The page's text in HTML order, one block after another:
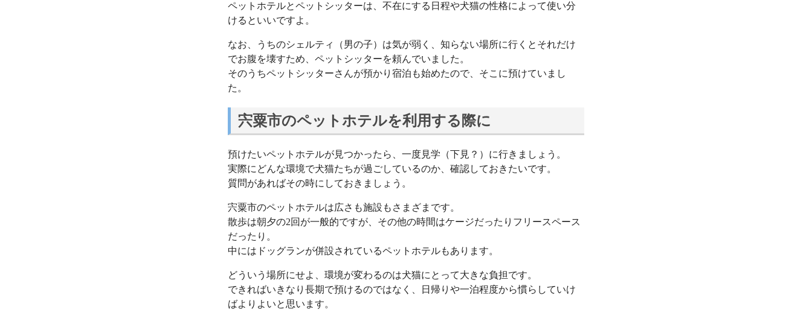
ペットホテルとペットシッターは、不在にする日程や犬猫の性格によって使い分
けるといいですよ。
なお、うちのシェルティ（男の子）は気が弱く、知らない場所に行くとそれだけ
でお腹を壊すため、ペットシッターを頼んでいました。
そのうちペットシッターさんが預かり宿泊も始めたので、そこに預けていまし
た。
宍粟市のペットホテルを利用する際に
預けたいペットホテルが見つかったら、一度見学（下見？）に行きましょう。
実際にどんな環境で犬猫たちが過ごしているのか、確認しておきたいです。
質問があればその時にしておきましょう。
宍粟市のペットホテルは広さも施設もさまざまです。
散歩は朝夕の2回が一般的ですが、その他の時間はケージだったりフリースペース
だったり。
中にはドッグランが併設されているペットホテルもあります。
どういう場所にせよ、環境が変わるのは犬猫にとって大きな負担です。
できればいきなり長期で預けるのではなく、日帰りや一泊程度から慣らしていけ
ばよりよいと思います。